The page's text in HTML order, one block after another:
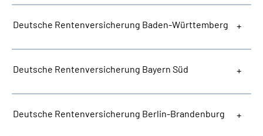
Deutsche Rentenversicherung Baden-Württemberg
Deutsche Rentenversicherung Bayern Süd
Deutsche Rentenversicherung Berlin-Brandenburg